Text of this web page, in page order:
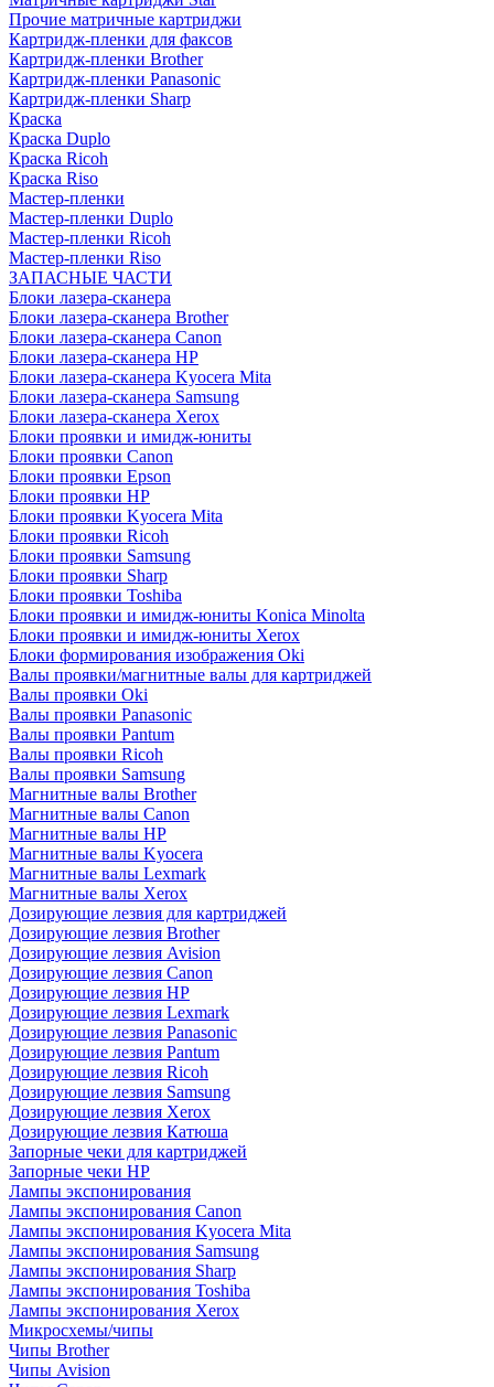
Прочие матричные картриджи
Картридж-пленки для факсов
Картридж-пленки Brother
Картридж-пленки Panasonic
Картридж-пленки Sharp
Краска
Краска Duplo
Краска Ricoh
Краска Riso
Мастер-пленки
Мастер-пленки Duplo
Мастер-пленки Ricoh
Мастер-пленки Riso
ЗАПАСНЫЕ ЧАСТИ
Блоки лазера-сканера
Блоки лазера-сканера Brother
Блоки лазера-сканера Canon
Блоки лазера-сканера HP
Блоки лазера-сканера Kyocera Mita
Блоки лазера-сканера Samsung
Блоки лазера-сканера Xerox
Блоки проявки и имидж-юниты
Блоки проявки Canon
Блоки проявки Epson
Блоки проявки HP
Блоки проявки Kyocera Mita
Блоки проявки Ricoh
Блоки проявки Samsung
Блоки проявки Sharp
Блоки проявки Toshiba
Блоки проявки и имидж-юниты Konica Minolta
Блоки проявки и имидж-юниты Xerox
Блоки формирования изображения Oki
Валы проявки/магнитные валы для картриджей
Валы проявки Oki
Валы проявки Panasonic
Валы проявки Pantum
Валы проявки Ricoh
Валы проявки Samsung
Магнитные валы Brother
Магнитные валы Canon
Магнитные валы HP
Магнитные валы Kyocera
Магнитные валы Lexmark
Магнитные валы Xerox
Дозирующие лезвия для картриджей
Дозирующие лезвия Brother
Дозирующие лезвия Avision
Дозирующие лезвия Canon
Дозирующие лезвия HP
Дозирующие лезвия Lexmark
Дозирующие лезвия Panasonic
Дозирующие лезвия Pantum
Дозирующие лезвия Ricoh
Дозирующие лезвия Samsung
Дозирующие лезвия Xerox
Дозирующие лезвия Катюша
Запорные чеки для картриджей
Запорные чеки HP
Лампы экспонирования
Лампы экспонирования Canon
Лампы экспонирования Kyocera Mita
Лампы экспонирования Samsung
Лампы экспонирования Sharp
Лампы экспонирования Toshiba
Лампы экспонирования Xerox
Микросхемы/чипы
Чипы Brother
Чипы Avision